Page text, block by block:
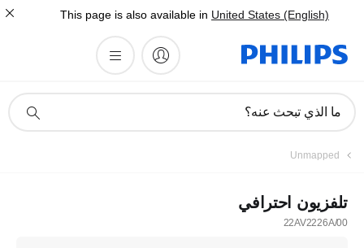
This page is also available in United States (English)
دعم
ما الذي تبحث عنه؟
Unmapped
تلفزيون احترافي
22AV2226A/00